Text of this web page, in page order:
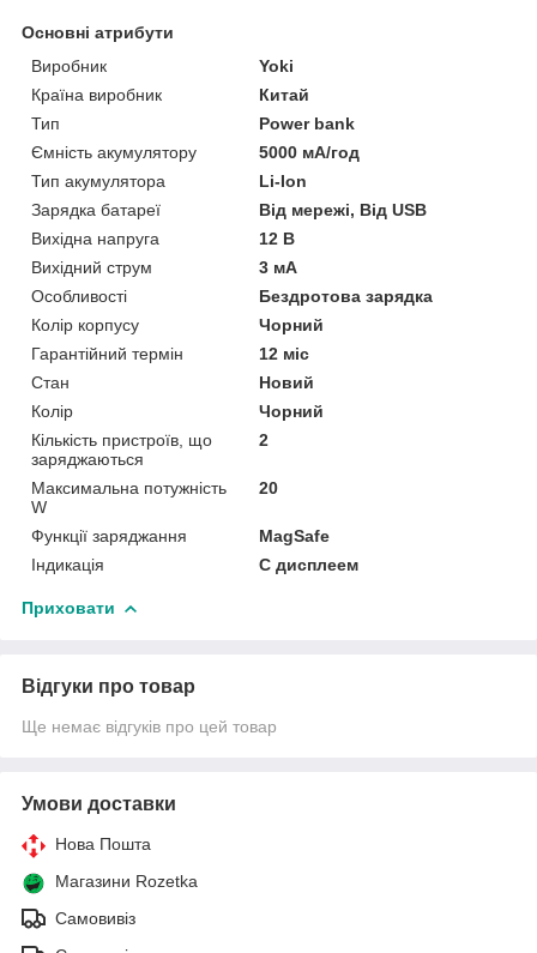
Основні атрибути
Виробник
Yoki
Країна виробник
Китай
Тип
Power bank
Ємність акумулятору
5000 мА/год
Тип акумулятора
Li-Ion
Зарядка батареї
Від мережі, Від USB
Вихідна напруга
12 В
Вихідний струм
3 мА
Особливості
Бездротова зарядка
Колір корпусу
Чорний
Гарантійний термін
12 міс
Стан
Новий
Колір
Чорний
Кількість пристроїв, що
заряджаються
2
Максимальна потужність
W
20
Функції заряджання
MagSafe
Індикація
С дисплеем
Приховати
Відгуки про товар
Ще немає відгуків про цей товар
Умови доставки
Нова Пошта
Магазини Rozetka
Самовивіз